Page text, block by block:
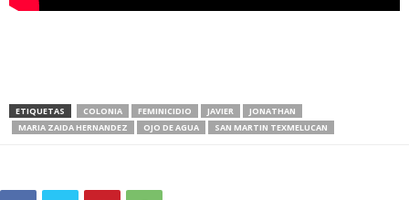
ETIQUETAS COLONIA FEMINICIDIO JAVIER
JONATHAN
MARIA ZAIDA HERNANDEZ
OJO DE AGUA SAN MARTIN TEXMELUCAN